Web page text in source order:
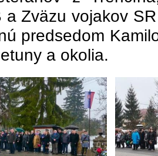
a Zväzu vojakov
predsedom
a okolia.